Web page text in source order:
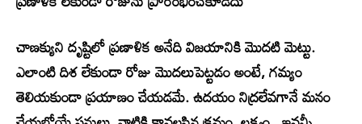
చాణక్యుని దృష్టిలో ప్రణాళిక అనేది విజయానికి మొదటి మెట్టు.
ఎలాంటి దిశ లేకుండా రోజు మొదలుపెట్టడం అంటే, గమ్యం
తెలియకుండా ప్రయాణం చేయడమే. ఉదయం నిద్రలేవగానే మనం